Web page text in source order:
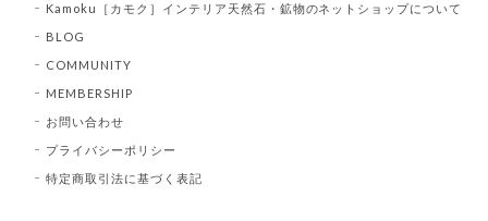
Kamoku［カモク］インテリア天然石・鉱物のネットショップについて
BLOG
COMMUNITY
MEMBERSHIP
お問い合わせ
プライバシーポリシー
特定商取引法に基づく表記